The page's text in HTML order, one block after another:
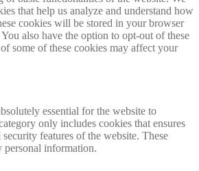
that help us analyze and understand how
cookies will be stored in your browser
also have the option to opt-out of these
some of these cookies may affect your
essential for the website to
only includes cookies that ensures
features of the website. These
personal information.